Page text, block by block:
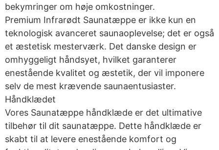
bekymringer om høje omkostninger.
Premium Infrarødt Saunatæppe er ikke kun en
teknologisk avanceret saunaoplevelse; det er også
et æstetisk mesterværk. Det danske design er
omhyggeligt håndsyet, hvilket garanterer
enestående kvalitet og æstetik, der vil imponere
selv de mest krævende saunaentusiaster.
Håndklædet
Vores Saunatæppe håndklæde er det ultimative
tilbehør til dit saunatæppe. Dette håndklæde er
skabt til at levere enestående komfort og